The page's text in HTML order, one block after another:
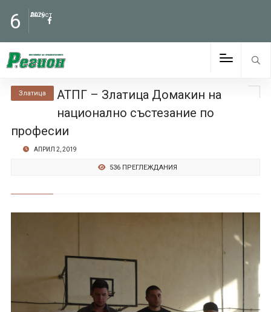
6 Август
2026
Златица
АТПГ – Златица Домакин на
национално състезание по
професии
АПРИЛ 2, 2019
536 ПРЕГЛЕЖДАНИЯ